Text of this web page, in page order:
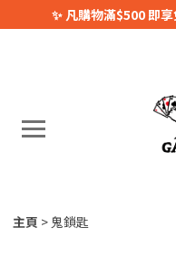
✨ 凡購物滿$500 即享
主頁 鬼鎖匙